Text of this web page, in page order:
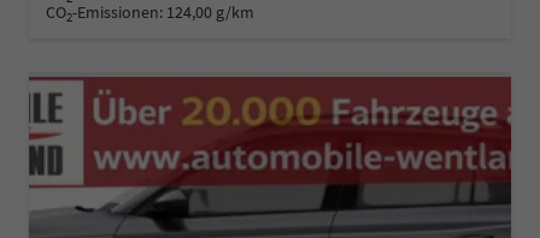
CO2-Emissionen: 124,00 g/km